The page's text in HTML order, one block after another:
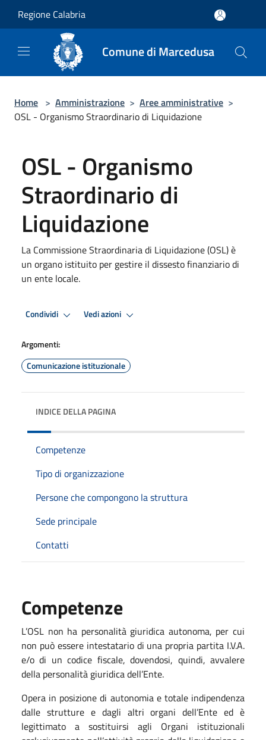
Regione Calabria
Comune di Marcedusa
Home > Amministrazione > Aree amministrative >
OSL - Organismo Straordinario di Liquidazione
OSL - Organismo
Straordinario di
Liquidazione
La Commissione Straordinaria di Liquidazione (OSL) è
un organo istituito per gestire il dissesto finanziario di
un ente locale.
Condividi Vedi azioni
Argomenti:
Comunicazione istituzionale
INDICE DELLA PAGINA
Competenze
Tipo di organizzazione
Persone che compongono la struttura
Sede principale
Contatti
Competenze
L’OSL non ha personalità giuridica autonoma, per cui
non può essere intestatario di una propria partita I.V.A.
e/o di un codice fiscale, dovendosi, quindi, avvalere
della personalità giuridica dell’Ente.
Opera in posizione di autonomia e totale indipendenza
dalle strutture e dagli altri organi dell’Ente ed è
legittimato a sostituirsi agli Organi istituzionali